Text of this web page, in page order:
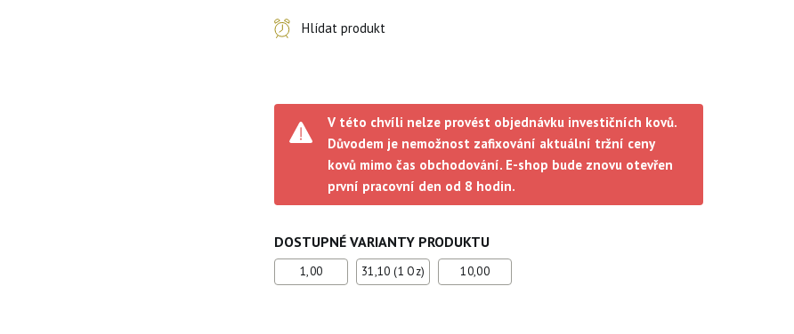
Hlídat produkt
V této chvíli nelze provést objednávku investičních kovů.
Důvodem je nemožnost zafixování aktuální tržní ceny
kovů mimo čas obchodování. E-shop bude znovu otevřen
první pracovní den od 8 hodin.
DOSTUPNÉ VARIANTY PRODUKTU
1,00 31,10 (1 Oz) 10,00